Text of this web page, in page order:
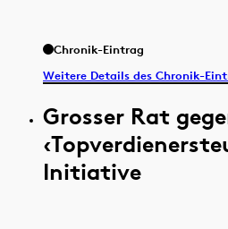
Chronik-Eintrag
Weitere Details des Chronik-
Grosser Rat
Initiative